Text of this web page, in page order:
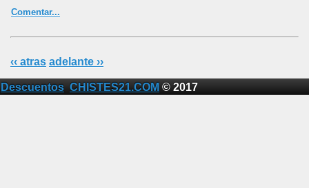
Comentar...
‹‹ atras adelante ››
Descuentos CHISTES21.COM © 2017